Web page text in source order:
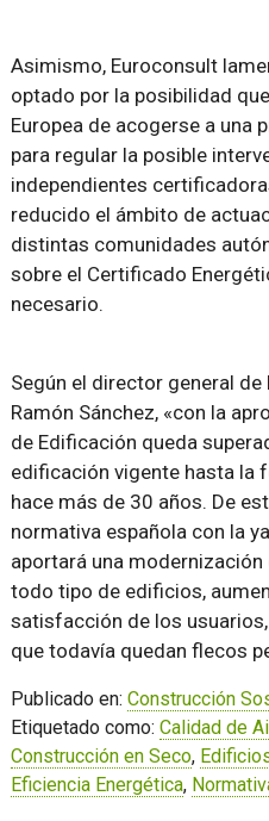
Asimismo, Euroconsult
optado por la posibilidad
Europea de acogerse a una
para regular la posible
independientes
reducido el ámbito de
distintas comunidades
sobre el Certificado
necesario.
Según el director general
Ramón Sánchez, «con la
de Edificación queda
edificación vigente hasta la
hace más de 30 años. De
normativa española con la
aportará una
todo tipo de edificios,
satisfacción de los
que todavía quedan flecos
Publicado en: Construcción
Etiquetado como: Calidad de
Construcción en Seco,
Eficiencia Energética,